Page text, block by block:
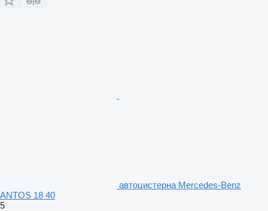
автоцистерна Mercedes-Benz
ANTOS 18 40
5